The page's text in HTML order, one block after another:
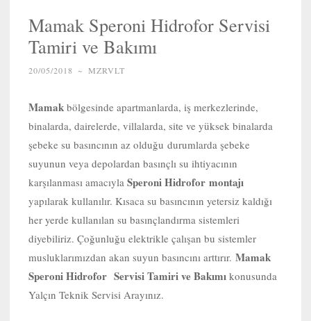
Mamak Speroni Hidrofor Servisi
Tamiri ve Bakımı
20/05/2018 ~ MZRVLT
Mamak bölgesinde apartmanlarda, iş merkezlerinde,
binalarda, dairelerde, villalarda, site ve yüksek binalarda
şebeke su basıncının az olduğu durumlarda şebeke
suyunun veya depolardan basınçlı su ihtiyacının
karşılanması amacıyla Speroni Hidrofor montajı
yapılarak kullanılır. Kısaca su basıncının yetersiz kaldığı
her yerde kullanılan su basınçlandırma sistemleri
diyebiliriz. Çoğunluğu elektrikle çalışan bu sistemler
musluklarımızdan akan suyun basıncını arttırır. Mamak
Speroni Hidrofor Servisi Tamiri ve Bakımı konusunda
Yalçın Teknik Servisi Arayınız.